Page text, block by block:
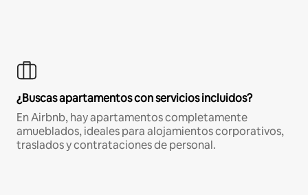
¿Buscas apartamentos con servicios incluidos?
En Airbnb, hay apartamentos completamente
amueblados, ideales para alojamientos corporativos,
traslados y contrataciones de personal.